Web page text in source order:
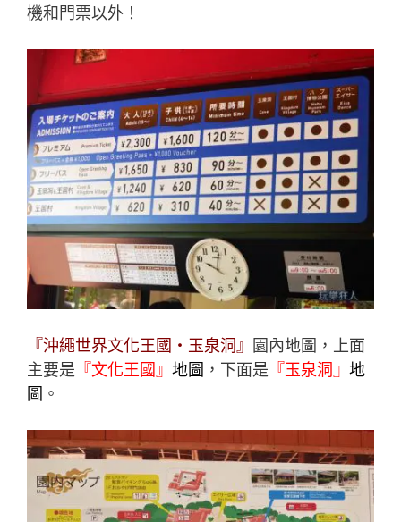
機和門票以外！
『沖繩世界文化王國‧玉泉洞』 園內地圖，上面
主要是 『文化王國』 地圖 ，下面是 『玉泉洞』 地
圖 。